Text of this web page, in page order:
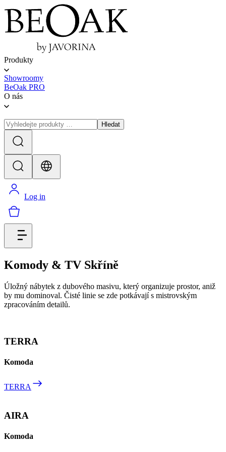
Produkty
Showroomy
BeOak PRO
O nás
Hledat
Log in
Komody & TV Skříně
Úložný nábytek z dubového masivu, který organizuje prostor, aniž
by mu dominoval. Čisté linie se zde potkávají s mistrovským
zpracováním detailů.
TERRA
Komoda
TERRA
AIRA
Komoda